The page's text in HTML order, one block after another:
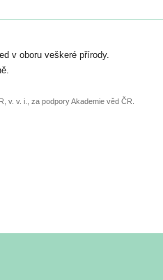
září.
nebo
v oboru veškeré přírody.
v. v. i., za podpory Akademie věd ČR.